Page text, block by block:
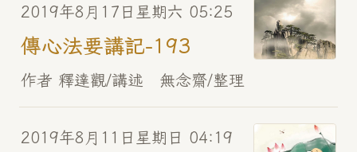
2019年8月17日星期六 05:25
傳心法要講記-193
作者 釋達觀/講述 無念齋/整理
2019年8月11日星期日 04:19